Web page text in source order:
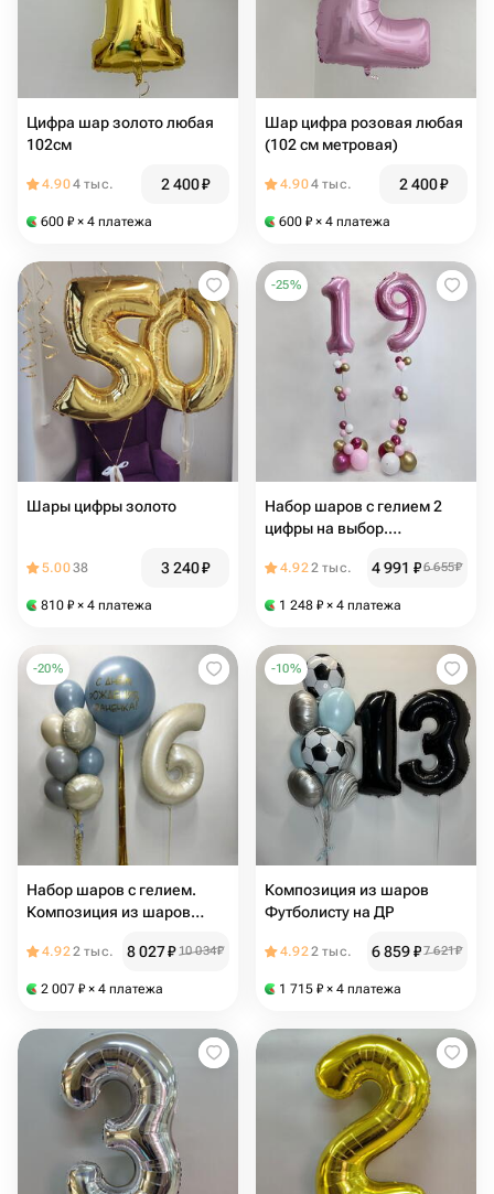
Цифра шар золото любая
102см
4.904 тыс. 2 400₽
600 ₽ × 4 платежа
Шар цифра розовая любая
(102 см метровая)
4.904 тыс. 2 400₽
600 ₽ × 4 платежа
Шары цифры золото
5.0038 3 240₽
810 ₽ × 4 платежа
-25%
Набор шаров с гелием 2
цифры на выбор.
декором
4.922 тыс. 4 991 ₽6 655₽
1 248 ₽ × 4 платежа
-20%
Набор шаров с гелием.
Композиция из шаров
4.922 тыс. 8 027₽ 10 034₽
2 007 ₽ × 4 платежа
-10%
Композиция из шаров
Футболисту на ДР
4.922 тыс. 6 859₽7 621₽
1 715 ₽ × 4 платежа